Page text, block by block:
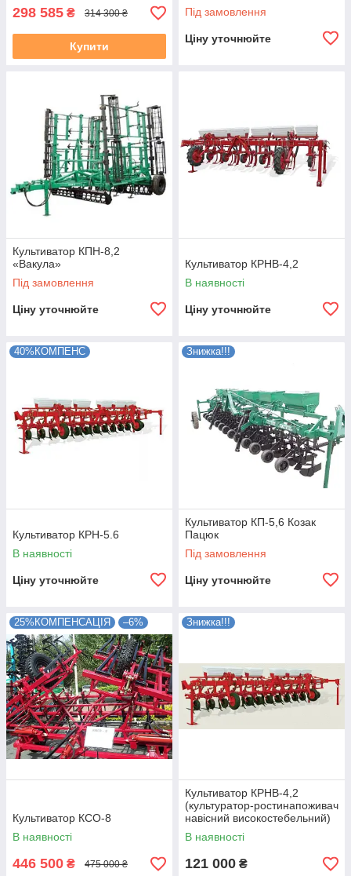
298 585 ₴ 314 300 ₴
Купити
Під замовлення
Ціну уточнюйте
Культиватор КПН-8,2
«Вакула»
Під замовлення
Ціну уточнюйте
Культиватор КРНВ-4,2
В наявності
Ціну уточнюйте
40%КОМПЕНС
Культиватор КРН-5.6
В наявності
Ціну уточнюйте
Знижка!!!
Культиватор КП-5,6 Козак
Пацюк
Під замовлення
Ціну уточнюйте
25%КОМПЕНСАЦІЯ –6%
Культиватор КСО-8
В наявності
446 500 ₴ 475 000 ₴
Знижка!!!
Культиватор КРНВ-4,2
(культуратор-ростинапоживач
навісний високостебельний)
В наявності
121 000 ₴